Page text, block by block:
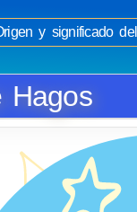
y significado
Hagos